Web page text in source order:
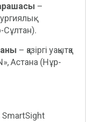
–
Сұлтан).
– қазіргі уақытқа
Астана (Нұр-
SmartSight